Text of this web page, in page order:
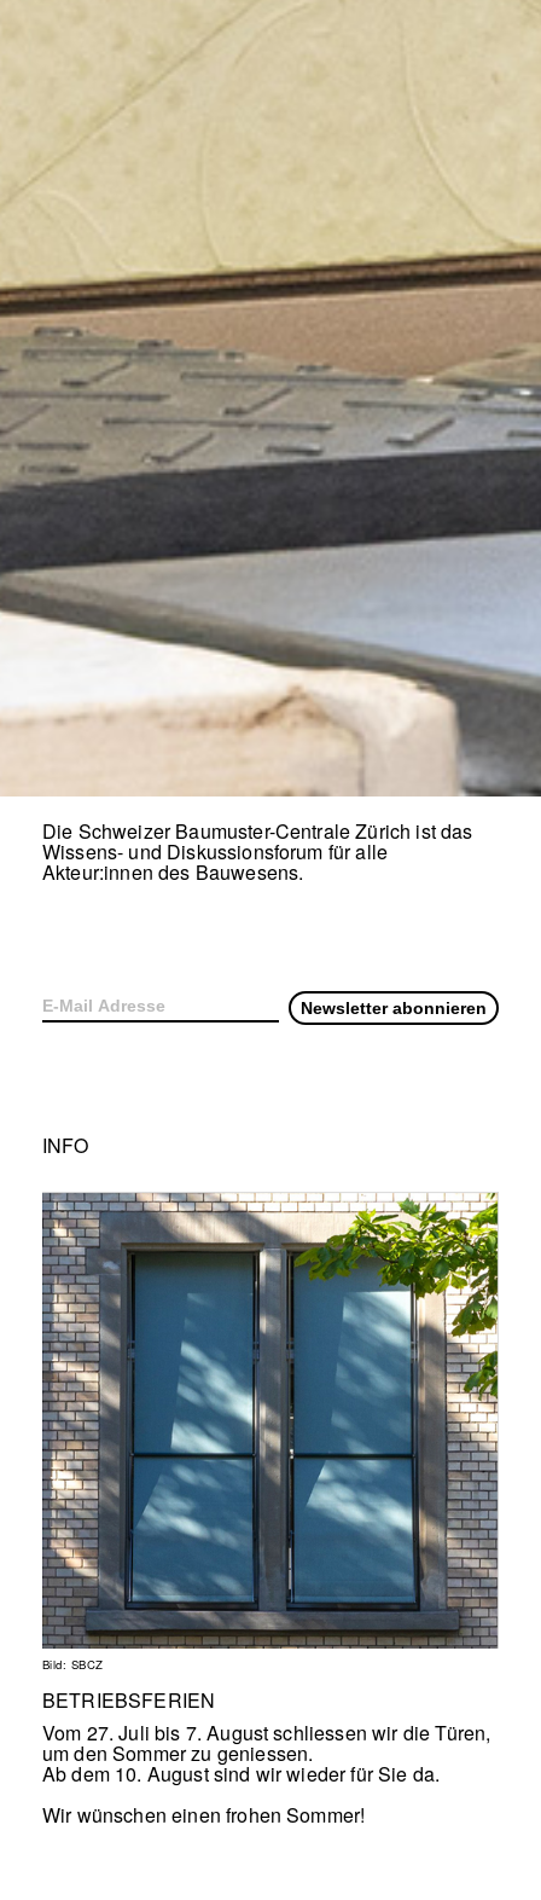
Die Schweizer Baumuster-Centrale Zürich ist das
Wissens- und Diskussionsforum für alle
Akteur:innen des Bauwesens.
INFO
Bild: SBCZ
BETRIEBSFERIEN
Vom 27. Juli bis 7. August schliessen wir die Türen,
um den Sommer zu geniessen.
Ab dem 10. August sind wir wieder für Sie da.
Wir wünschen einen frohen Sommer!